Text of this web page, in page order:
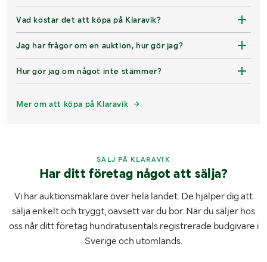
Vad kostar det att köpa på Klaravik?
Jag har frågor om en auktion, hur gör jag?
Hur gör jag om något inte stämmer?
Mer om att köpa på Klaravik
SÄLJ PÅ KLARAVIK
Har ditt företag något att sälja?
Vi har auktionsmäklare över hela landet. De hjälper dig att
sälja enkelt och tryggt, oavsett var du bor. När du säljer hos
oss når ditt företag hundratusentals registrerade budgivare i
Sverige och utomlands.